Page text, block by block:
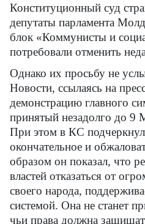
Конституционный суд
депутаты парламента
блок «Коммунисты и
потребовали отменить
Однако их просьбу не
Новости, ссылаясь на
демонстрацию главного
принятый незадолго до 9
При этом в КС
окончательное и
образом он показал, что
властей отказаться от
своего народа,
системой. Она не станет
чьи права должна